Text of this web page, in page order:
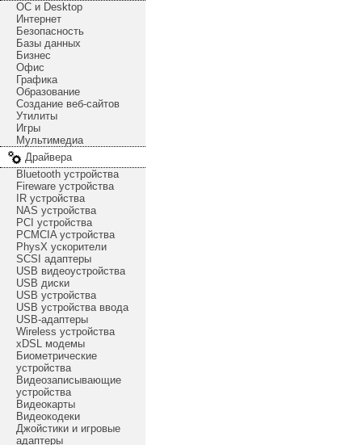
ОС и Desktop
Интернет
Безопасность
Базы данных
Бизнес
Офис
Графика
Образование
Создание веб-сайтов
Утилиты
Игры
Мультимедиа
Драйвера
Bluetooth устройства
Fireware устройства
IR устройства
NAS устройства
PCI устройства
PCMCIA устройства
PhysX ускорители
SCSI адаптеры
USB видеоустройства
USB диски
USB устройства
USB устройства ввода
USB-адаптеры
Wireless устройства
xDSL модемы
Биометрические
устройства
Видеозаписывающие
устройства
Видеокарты
Видеокодеки
Джойстики и игровые
адаптеры